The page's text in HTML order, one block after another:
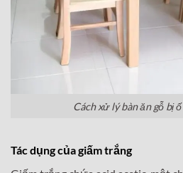
Cách xử lý bàn ăn gỗ bị
Tác dụng của giấm trắng